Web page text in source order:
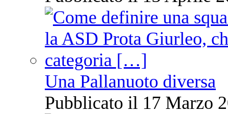
Una Pallanuoto diversa
Pubblicato il 17 Marzo